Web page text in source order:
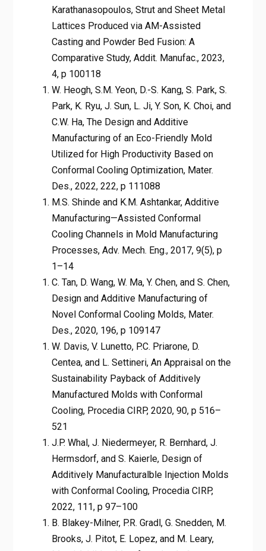
Karathanasopoulos, Strut and Sheet Metal
Lattices Produced via AM-Assisted
Casting and Powder Bed Fusion: A
Comparative Study, Addit. Manufac., 2023,
4, p 100118
W. Heogh, S.M. Yeon, D.-S. Kang, S. Park, S.
Park, K. Ryu, J. Sun, L. Ji, Y. Son, K. Choi, and
C.W. Ha, The Design and Additive
Manufacturing of an Eco-Friendly Mold
Utilized for High Productivity Based on
Conformal Cooling Optimization, Mater.
Des., 2022, 222, p 111088
M.S. Shinde and K.M. Ashtankar, Additive
Manufacturing—Assisted Conformal
Cooling Channels in Mold Manufacturing
Processes, Adv. Mech. Eng., 2017, 9(5), p
1–14
C. Tan, D. Wang, W. Ma, Y. Chen, and S. Chen,
Design and Additive Manufacturing of
Novel Conformal Cooling Molds, Mater.
Des., 2020, 196, p 109147
W. Davis, V. Lunetto, P.C. Priarone, D.
Centea, and L. Settineri, An Appraisal on the
Sustainability Payback of Additively
Manufactured Molds with Conformal
Cooling, Procedia CIRP, 2020, 90, p 516–
521
J.P. Whal, J. Niedermeyer, R. Bernhard, J.
Hermsdorf, and S. Kaierle, Design of
Additively Manufacturalble Injection Molds
with Conformal Cooling, Procedia CIRP,
2022, 111, p 97–100
B. Blakey-Milner, P.R. Gradl, G. Snedden, M.
Brooks, J. Pitot, E. Lopez, and M. Leary,